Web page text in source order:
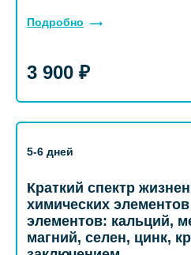
Подробно
3 900 ₽
5-6 дней
Краткий спектр
химических
элементов: кальций,
магний, селен, цинк,